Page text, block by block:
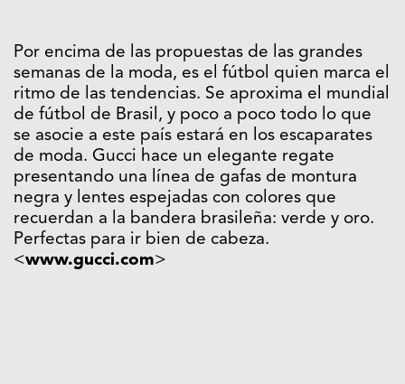
Por encima de las propuestas de las grandes
semanas de la moda, es el fútbol quien marca el
ritmo de las tendencias. Se aproxima el mundial
de fútbol de Brasil, y poco a poco todo lo que
se asocie a este país estará en los escaparates
de moda. Gucci hace un elegante regate
presentando una línea de gafas de montura
negra y lentes espejadas con colores que
recuerdan a la bandera brasileña: verde y oro.
Perfectas para ir bien de cabeza.
<www.gucci.com>